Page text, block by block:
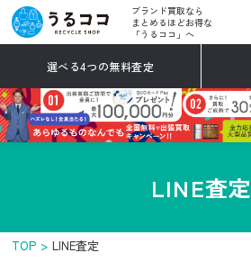
ブランド買取なら
まとめるほどお得な
「うるココ」へ
選べる4つの無料査定
LINE査定
TOP LINE査定